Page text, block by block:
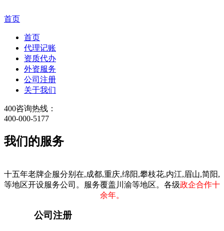
首页
首页
代理记账
资质代办
外资服务
公司注册
关于我们
400咨询热线：
400-000-5177
我们的服务
十五年老牌企服分别在,成都,重庆,绵阳,攀枝花,内江,眉山,简阳,
等地区开设服务公司。服务覆盖川渝等地区。各级政企合作十
余年。
公司注册